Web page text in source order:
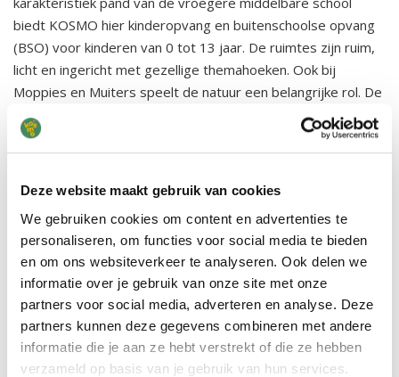
Deze website maakt gebruik van cookies
We gebruiken cookies om content en advertenties te
personaliseren, om functies voor social media te bieden
en om ons websiteverkeer te analyseren. Ook delen we
informatie over je gebruik van onze site met onze
partners voor social media, adverteren en analyse. Deze
partners kunnen deze gegevens combineren met andere
informatie die je aan ze hebt verstrekt of die ze hebben
verzameld op basis van je gebruik van hun services.
biedt KOSMO hier kinderopvang en buitenschoolse opvang
(BSO) voor kinderen van 0 tot 13 jaar. De ruimtes zijn ruim,
licht en ingericht met gezellige themahoeken. Ook bij
Moppies en Muiters speelt de natuur een belangrijke rol. De
vestiging heeft een ruime tuin mét moestuin. Ook werken
we actief samen met Stichting Natuurhus Almelo.
Rondleiding aanvragen of
inschrijven
Wil je meer informatie over de KOSMO High Five of KOSMO
Moppies en Muiters in Almelo of wil je kind(eren) direct
inschrijven? Klik danhier. Het is ook mogelijk om een
rondleiding aan te vragen. Neem een kijkje, proef de sfeer
op de vestiging en maak kennis met de pedagogisch
professionals op de groepen.